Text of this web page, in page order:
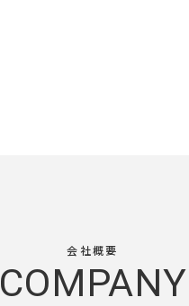
会社概要
COMPANY